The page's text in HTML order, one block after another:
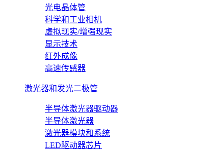
光电晶体管
科学和工业相机
虚拟现实/增强现实
显示技术
红外成像
高速传感器
激光器和发光二极管
半导体激光器驱动器
半导体激光器
激光器模块和系统
LED驱动器芯片